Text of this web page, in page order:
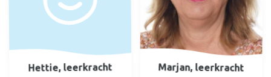
Hettie, leerkracht Marjan, leerkracht